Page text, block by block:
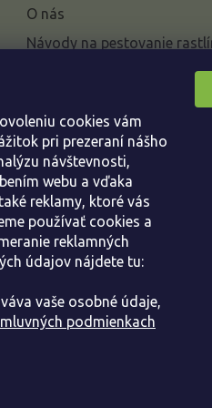
cookies vám
pri prezeraní nášho
návštevnosti,
webu a vďaka
reklamy, ktoré vás
používať cookies a
reklamných
údajov nájdete tu:
vaše osobné údaje,
podmienkach
O nás
Návody na pestovanie